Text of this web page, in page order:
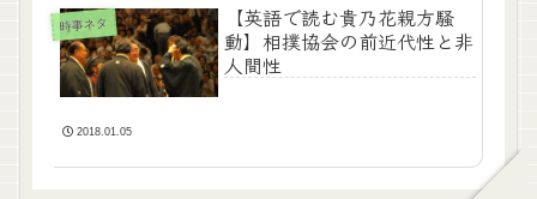
時事ネタ
【英語で読む貴乃花親方騒
動】相撲協会の前近代性と非
人間性
2018.01.05